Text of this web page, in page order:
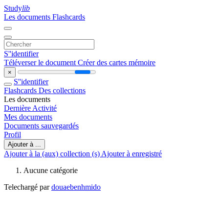
Studylib
Les documents Flashcards
S''identifier
Téléverser le document Créer des cartes mémoire
×
S''identifier
Flashcards Des collections
Les documents
Dernière Activité
Mes documents
Documents sauvegardés
Profil
Ajouter à ...
Ajouter à la (aux) collection (s) Ajouter à enregistré
Aucune catégorie
Telechargé pardouaebenhmido